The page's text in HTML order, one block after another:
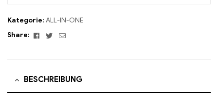
Kategorie: ALL-IN-ONE
Share:
Facebook
TwitterEmail
BESCHREIBUNG